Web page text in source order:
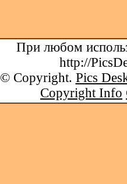
При любом
http://
© Copyright. Pics
Copyright Info